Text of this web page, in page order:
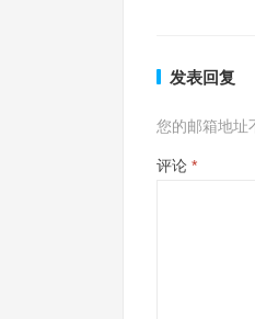
发表回复
您的邮箱地址
评论 *